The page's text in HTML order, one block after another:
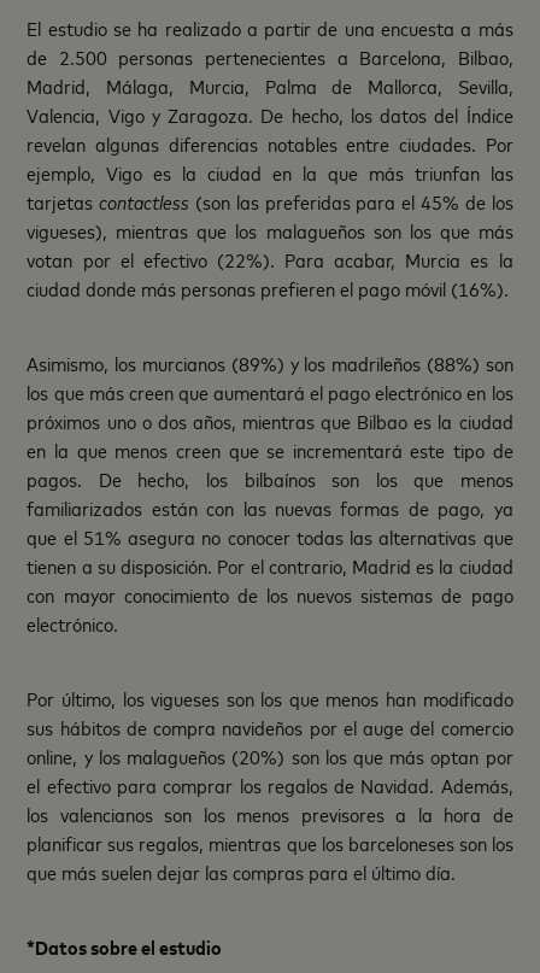
El estudio se ha realizado a partir de una encuesta a más
de 2.500 personas pertenecientes a Barcelona, Bilbao,
Madrid, Málaga, Murcia, Palma de Mallorca, Sevilla,
Valencia, Vigo y Zaragoza. De hecho, los datos del Índice
revelan algunas diferencias notables entre ciudades. Por
ejemplo, Vigo es la ciudad en la que más triunfan las
tarjetascontactless (son las preferidas para el 45% de los
vigueses), mientras que los malagueños son los que más
votan por el efectivo (22%). Para acabar, Murcia es la
ciudad donde más personas prefieren el pago móvil (16%).
Asimismo, los murcianos (89%) y los madrileños (88%) son
los que más creen que aumentará el pago electrónico en los
próximos uno o dos años, mientras que Bilbao es la ciudad
en la que menos creen que se incrementará este tipo de
pagos. De hecho, los bilbaínos son los que menos
familiarizados están con las nuevas formas de pago, ya
que el 51% asegura no conocer todas las alternativas que
tienen a su disposición. Por el contrario, Madrid es la ciudad
con mayor conocimiento de los nuevos sistemas de pago
electrónico.
Por último, los vigueses son los que menos han modificado
sus hábitos de compra navideños por el auge del comercio
online, y los malagueños (20%) son los que más optan por
el efectivo para comprar los regalos de Navidad. Además,
los valencianos son los menos previsores a la hora de
planificar sus regalos, mientras que los barceloneses son los
que más suelen dejar las compras para el último día.
*Datos sobre el estudio